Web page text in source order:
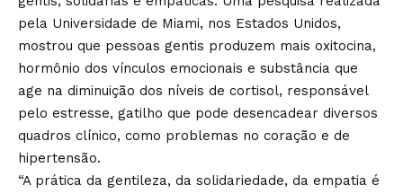
pela Universidade de Miami, nos Estados Unidos,
mostrou que pessoas gentis produzem mais oxitocina,
hormônio dos vínculos emocionais e substância que
age na diminuição dos níveis de cortisol, responsável
pelo estresse, gatilho que pode desencadear diversos
quadros clínico, como problemas no coração e de
hipertensão.
“A prática da gentileza, da solidariedade, da empatia é